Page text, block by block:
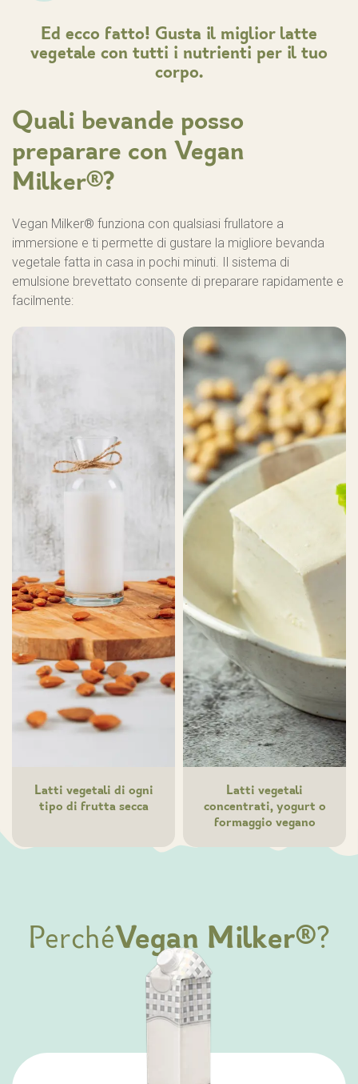
Ed ecco fatto! Gusta il miglior latte
vegetale con tutti i nutrienti per il tuo
corpo.
Quali bevande posso
preparare con Vegan
Milker®?
Vegan Milker® funziona con qualsiasi frullatore a
immersione e ti permette di gustare la migliore bevanda
vegetale fatta in casa in pochi minuti. Il sistema di
emulsione brevettato consente di preparare rapidamente e
facilmente:
Latti vegetali di ogni
tipo di frutta secca
Latti vegetali
concentrati, yogurt o
formaggio vegano
PerchéVegan Milker®?